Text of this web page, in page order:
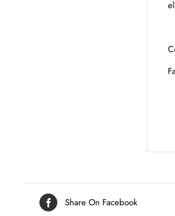
Share On Facebook